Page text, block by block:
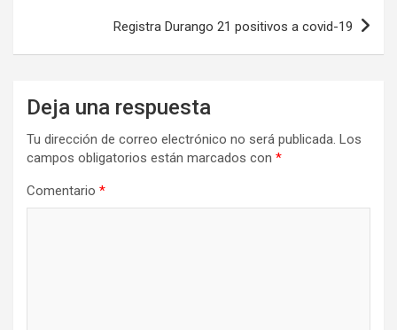
Registra Durango 21 positivos a covid-19
Deja una respuesta
Tu dirección de correo electrónico no será publicada. Los
campos obligatorios están marcados con *
Comentario *